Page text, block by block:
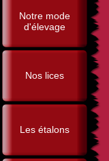
Notre mode
d'élevage
Nos lices
Les étalons